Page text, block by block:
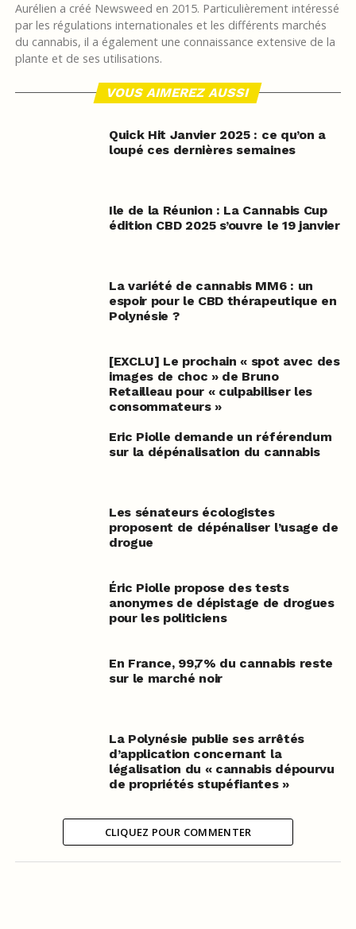
Aurélien a créé Newsweed en 2015. Particulièrement intéressé
par les régulations internationales et les différents marchés
du cannabis, il a également une connaissance extensive de la
plante et de ses utilisations.
VOUS AIMEREZ AUSSI
Quick Hit Janvier 2025 : ce qu’on a
loupé ces dernières semaines
Ile de la Réunion : La Cannabis Cup
édition CBD 2025 s’ouvre le 19 janvier
La variété de cannabis MM6 : un
espoir pour le CBD thérapeutique en
Polynésie ?
[EXCLU] Le prochain « spot avec des
images de choc » de Bruno
Retailleau pour « culpabiliser les
consommateurs »
Eric Piolle demande un référendum
sur la dépénalisation du cannabis
Les sénateurs écologistes
proposent de dépénaliser l’usage de
drogue
Éric Piolle propose des tests
anonymes de dépistage de drogues
pour les politiciens
En France, 99,7% du cannabis reste
sur le marché noir
La Polynésie publie ses arrêtés
d’application concernant la
légalisation du « cannabis dépourvu
de propriétés stupéfiantes »
CLIQUEZ POUR COMMENTER